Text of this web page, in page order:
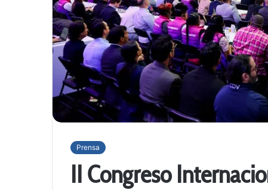
Prensa
II Congreso